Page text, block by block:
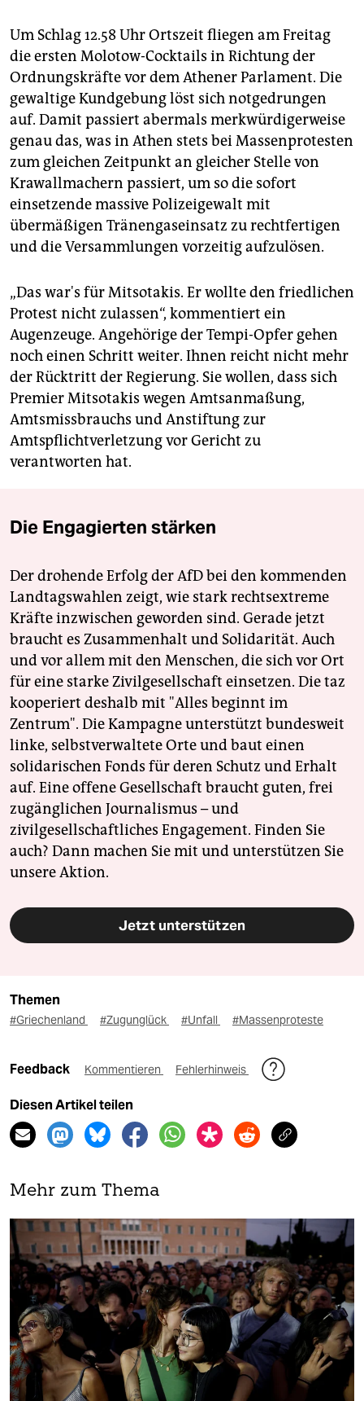
Um Schlag 12.58 Uhr Ortszeit fliegen am Freitag
die ersten Molotow-Cocktails in Richtung der
Ordnungskräfte vor dem Athener Parlament. Die
gewaltige Kundgebung löst sich notgedrungen
auf. Damit passiert abermals merkwürdigerweise
genau das, was in Athen stets bei Massenprotesten
zum gleichen Zeitpunkt an gleicher Stelle von
Krawallmachern passiert, um so die sofort
einsetzende massive Polizeigewalt mit
übermäßigen Tränengaseinsatz zu rechtfertigen
und die Versammlungen vorzeitig aufzulösen.
„Das war's für Mitsotakis. Er wollte den friedlichen
Protest nicht zulassen“, kommentiert ein
Augenzeuge. Angehörige der Tempi-Opfer gehen
noch einen Schritt weiter. Ihnen reicht nicht mehr
der Rücktritt der Regierung. Sie wollen, dass sich
Premier Mitsotakis wegen Amtsanmaßung,
Amtsmissbrauchs und Anstiftung zur
Amtspflichtverletzung vor Gericht zu
verantworten hat.
Die Engagierten stärken
Der drohende Erfolg der AfD bei den kommenden
Landtagswahlen zeigt, wie stark rechtsextreme
Kräfte inzwischen geworden sind. Gerade jetzt
braucht es Zusammenhalt und Solidarität. Auch
und vor allem mit den Menschen, die sich vor Ort
für eine starke Zivilgesellschaft einsetzen. Die taz
kooperiert deshalb mit "Alles beginnt im
Zentrum". Die Kampagne unterstützt bundesweit
linke, selbstverwaltete Orte und baut einen
solidarischen Fonds für deren Schutz und Erhalt
auf. Eine offene Gesellschaft braucht guten, frei
zugänglichen Journalismus – und
zivilgesellschaftliches Engagement. Finden Sie
auch? Dann machen Sie mit und unterstützen Sie
unsere Aktion.
Jetzt unterstützen
Themen
#Griechenland #Zugunglück #Unfall #Massenproteste
Feedback Kommentieren Fehlerhinweis
Diesen Artikel teilen
Mehr zum Thema